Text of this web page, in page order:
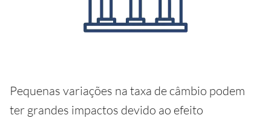
Pequenas variações na taxa de câmbio podem
ter grandes impactos devido ao efeito